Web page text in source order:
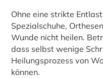
Ohne eine strikte
Spezialschuhe,
Wunde nicht heilen.
dass selbst wenige
Heilungsprozess von
können.